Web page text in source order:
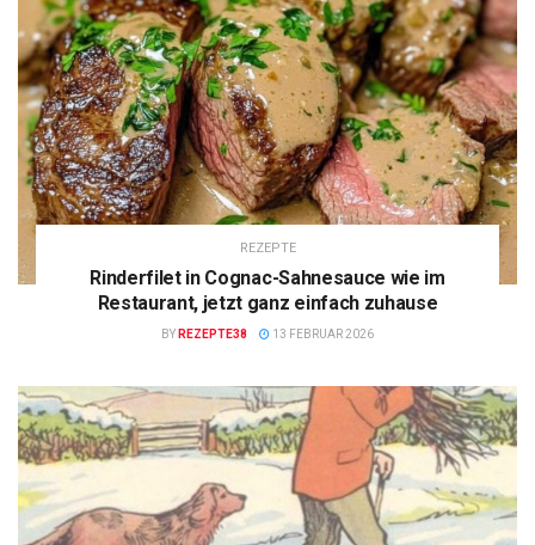
REZEPTE
Rinderfilet in Cognac-Sahnesauce wie im
Restaurant, jetzt ganz einfach zuhause
BY REZEPTE38 13 FEBRUAR 2026